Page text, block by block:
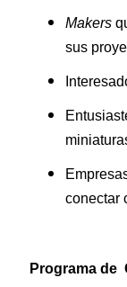
Makers
sus
conectar
Programa de